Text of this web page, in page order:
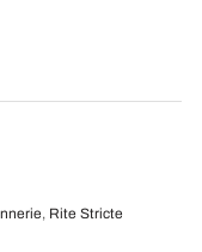
, Rite Stricte